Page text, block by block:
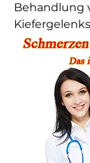
Behandlung